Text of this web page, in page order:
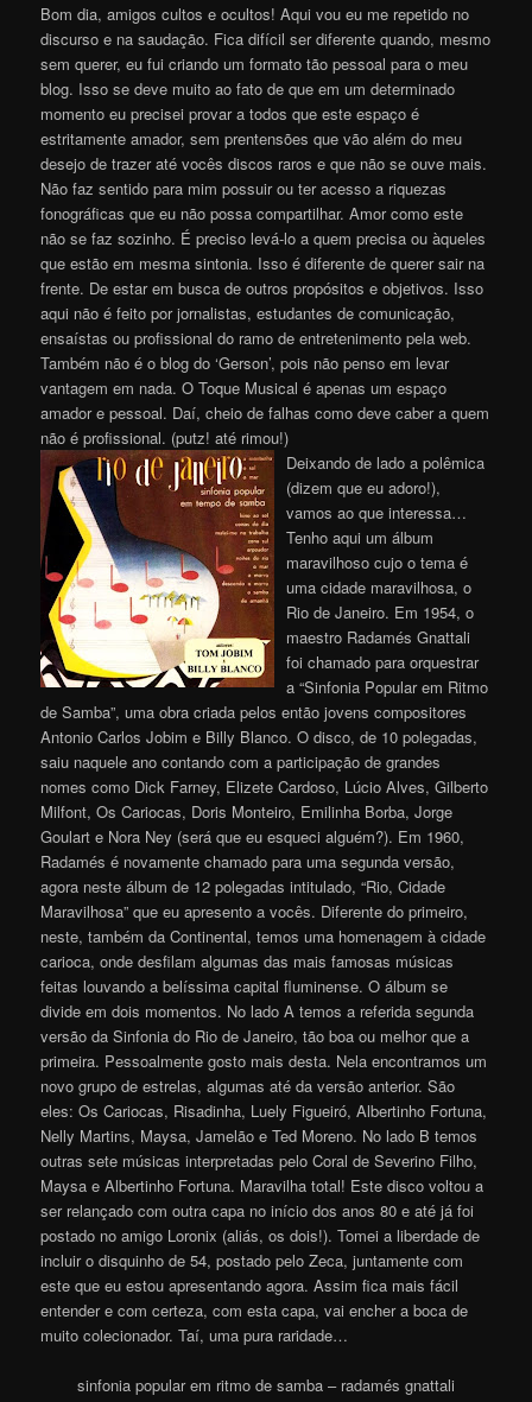
Bom dia, amigos cultos e ocultos! Aqui vou eu me repetido no
discurso e na saudação. Fica difícil ser diferente quando, mesmo
sem querer, eu fui criando um formato tão pessoal para o meu
blog. Isso se deve muito ao fato de que em um determinado
momento eu precisei provar a todos que este espaço é
estritamente amador, sem prentensões que vão além do meu
desejo de trazer até vocês discos raros e que não se ouve mais.
Não faz sentido para mim possuir ou ter acesso a riquezas
fonográficas que eu não possa compartilhar. Amor como este
não se faz sozinho. É preciso levá-lo a quem precisa ou àqueles
que estão em mesma sintonia. Isso é diferente de querer sair na
frente. De estar em busca de outros propósitos e objetivos. Isso
aqui não é feito por jornalistas, estudantes de comunicação,
ensaístas ou profissional do ramo de entretenimento pela web.
Também não é o blog do ‘Gerson’, pois não penso em levar
vantagem em nada. O Toque Musical é apenas um espaço
amador e pessoal. Daí, cheio de falhas como deve caber a quem
não é profissional. (putz! até rimou!)
Deixando de lado a polêmica
(dizem que eu adoro!),
vamos ao que interessa…
Tenho aqui um álbum
maravilhoso cujo o tema é
uma cidade maravilhosa, o
Rio de Janeiro. Em 1954, o
maestro Radamés Gnattali
foi chamado para orquestrar
a “Sinfonia Popular em Ritmo
de Samba”, uma obra criada pelos então jovens compositores
Antonio Carlos Jobim e Billy Blanco. O disco, de 10 polegadas,
saiu naquele ano contando com a participação de grandes
nomes como Dick Farney, Elizete Cardoso, Lúcio Alves, Gilberto
Milfont, Os Cariocas, Doris Monteiro, Emilinha Borba, Jorge
Goulart e Nora Ney (será que eu esqueci alguém?). Em 1960,
Radamés é novamente chamado para uma segunda versão,
agora neste álbum de 12 polegadas intitulado, “Rio, Cidade
Maravilhosa” que eu apresento a vocês. Diferente do primeiro,
neste, também da Continental, temos uma homenagem à cidade
carioca, onde desfilam algumas das mais famosas músicas
feitas louvando a belíssima capital fluminense. O álbum se
divide em dois momentos. No lado A temos a referida segunda
versão da Sinfonia do Rio de Janeiro, tão boa ou melhor que a
primeira. Pessoalmente gosto mais desta. Nela encontramos um
novo grupo de estrelas, algumas até da versão anterior. São
eles: Os Cariocas, Risadinha, Luely Figueiró, Albertinho Fortuna,
Nelly Martins, Maysa, Jamelão e Ted Moreno. No lado B temos
outras sete músicas interpretadas pelo Coral de Severino Filho,
Maysa e Albertinho Fortuna. Maravilha total! Este disco voltou a
ser relançado com outra capa no início dos anos 80 e até já foi
postado no amigo Loronix (aliás, os dois!). Tomei a liberdade de
incluir o disquinho de 54, postado pelo Zeca, juntamente com
este que eu estou apresentando agora. Assim fica mais fácil
entender e com certeza, com esta capa, vai encher a boca de
muito colecionador. Taí, uma pura raridade…
sinfonia popular em ritmo de samba – radamés gnattali